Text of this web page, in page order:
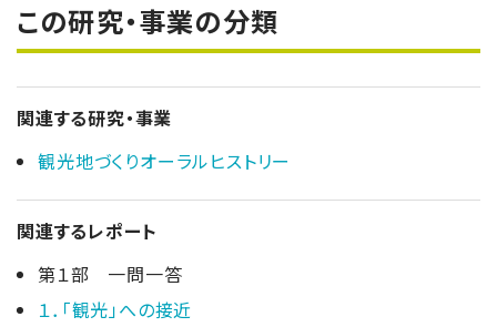
この研究・事業の分類
関連する研究・事業
観光地づくりオーラルヒストリー
関連するレポート
第１部 一問一答
１．「観光」への接近